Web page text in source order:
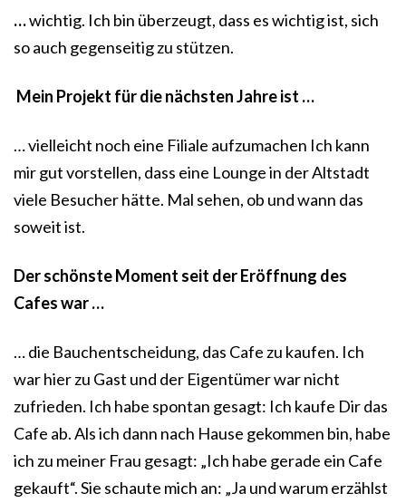
…wichtig. Ich bin überzeugt, dass es wichtig ist, sich
so auch gegenseitig zu stützen.
Mein Projekt für die nächsten Jahre ist …
… vielleicht noch eine Filiale aufzumachen Ich kann
mir gut vorstellen, dass eine Lounge in der Altstadt
viele Besucher hätte. Mal sehen, ob und wann das
soweit ist.
Der schönste Moment seit der Eröffnung des
Cafes war …
… die Bauchentscheidung, das Cafe zu kaufen. Ich
war hier zu Gast und der Eigentümer war nicht
zufrieden. Ich habe spontan gesagt: Ich kaufe Dir das
Cafe ab. Als ich dann nach Hause gekommen bin, habe
ich zu meiner Frau gesagt: „Ich habe gerade ein Cafe
gekauft“. Sie schaute mich an: „Ja und warum erzählst